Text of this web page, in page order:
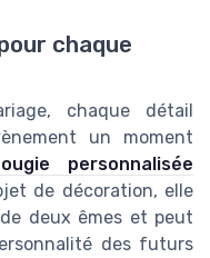
chaque
chaque détail
un moment
personnalisée
de décoration, elle
deux êmes et peut
des futurs